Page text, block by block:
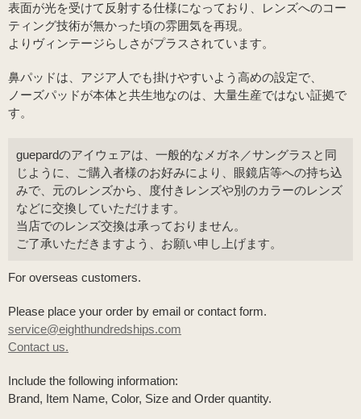
表面が光を受けて反射する仕様になっており、レンズへのコー
ティング技術が無かった頃の雰囲気を再現。
よりヴィンテージらしさがプラスされています。
鼻パッドは、アジア人でも掛けやすいよう高めの設定で、
ノーズパッドが本体と共生地なのは、大量生産ではない証拠で
す。
guepardのアイウェアは、一般的なメガネ／サングラスと同
じように、ご購入者様のお好みにより、眼鏡店等への持ち込
みで、元のレンズから、度付きレンズや別のカラーのレンズ
などに交換していただけます。
当店でのレンズ交換は承っておりません。
ご了承いただきますよう、お願い申し上げます。
For overseas customers.
Please place your order by email or contact form.
service@eighthundredships.com
Contact us.
Include the following information:
Brand, Item Name, Color, Size and Order quantity.